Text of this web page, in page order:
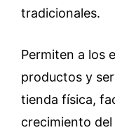
tradicionales.
Permiten a los
productos y
tienda física,
crecimiento